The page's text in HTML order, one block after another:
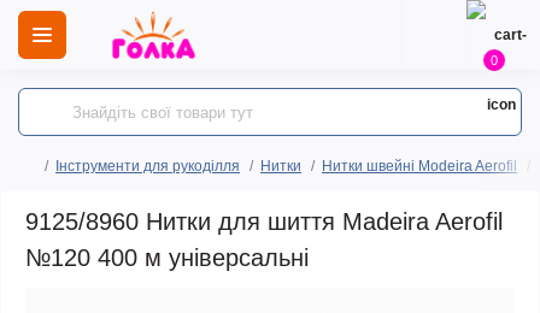
0
Інструменти для рукоділля Нитки Нитки швейні Modeira Aerofil
9125/8960 Нитки для шиття Madeira Aerofil
№120 400 м універсальні